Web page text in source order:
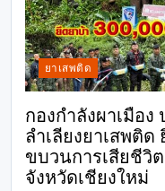
ยาเสพติด
กองกำลังผาเมือ
ลำเลียงยาเสพติ
ขบวนการเสียชีวิ
จังหวัดเชียงใหม่